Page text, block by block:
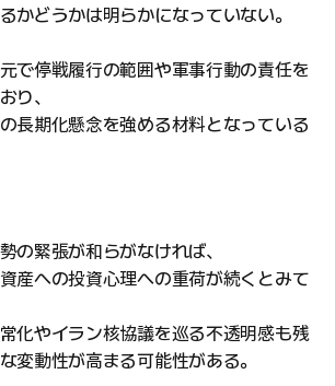
かどうかは明らかになっていない。
で停戦履行の範囲や軍事行動の責任を
り、
長期化懸念を強める材料となっている
の緊張が和らがなければ、
産への投資心理への重荷が続くとみて
化やイラン核協議を巡る不透明感も残
変動性が高まる可能性がある。